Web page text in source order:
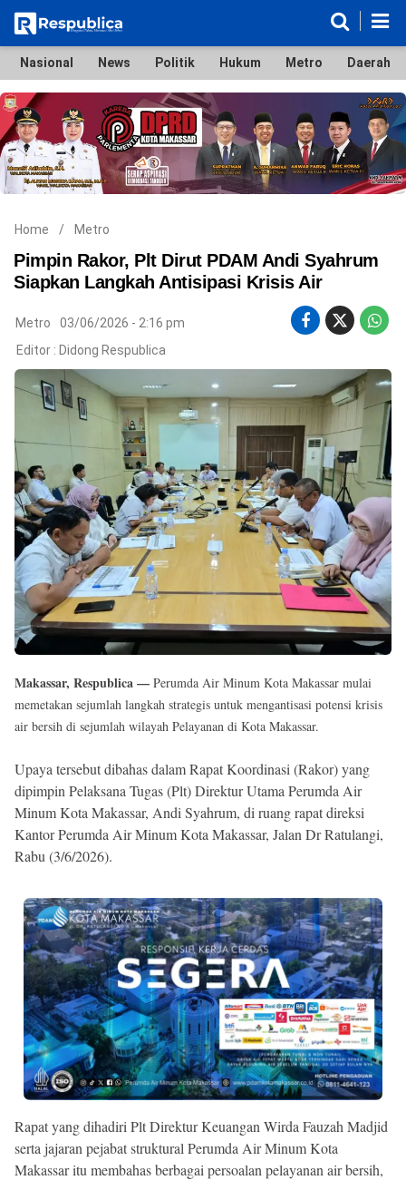
Nasional
News
Politik
Hukum
Metro
Daerah
Ekonomi & Bisnis
Lifestyle
Otomotif
Bola & Sport
Edukasi
Tokoh
Hiburan
©
Copyright
2026
Respublica
.
Right
Reserved
Nasional News Politik Hukum Metro Daerah
Home / Metro
Pimpin Rakor, Plt Dirut PDAM Andi Syahrum
Siapkan Langkah Antisipasi Krisis Air
Metro
03/06/2026 - 2:16 pm
Editor : Didong Respublica
Makassar, Respublica — Perumda Air Minum Kota Makassar mulai
memetakan sejumlah langkah strategis untuk mengantisasi potensi krisis
air bersih di sejumlah wilayah Pelayanan di Kota Makassar.
Upaya tersebut dibahas dalam Rapat Koordinasi (Rakor) yang
dipimpin Pelaksana Tugas (Plt) Direktur Utama Perumda Air
Minum Kota Makassar, Andi Syahrum, di ruang rapat direksi
Kantor Perumda Air Minum Kota Makassar, Jalan Dr Ratulangi,
Rabu (3/6/2026).
Rapat yang dihadiri Plt Direktur Keuangan Wirda Fauzah Madjid
serta jajaran pejabat struktural Perumda Air Minum Kota
Makassar itu membahas berbagai persoalan pelayanan air bersih,